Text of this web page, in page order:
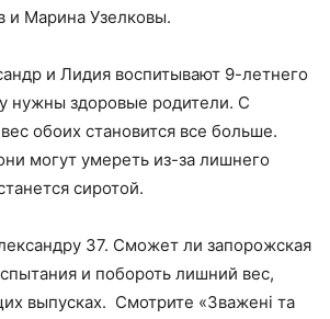
и Марина Узелковы.
и Лидия воспитывают 9-летнего
нужны здоровые родители. С
обоих становится все больше.
могут умереть из-за лишнего
сиротой.
37. Сможет ли запорожская
и побороть лишний вес,
выпусках. Смотрите «Зважені та